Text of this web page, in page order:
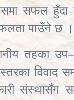
सफल हुँदा
पाउँने छ ।
तहका
स्तरका विवाद
संस्थासँग